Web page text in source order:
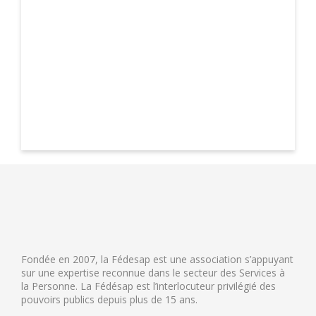
Fondée en 2007, la Fédesap est une association s’appuyant
sur une expertise reconnue dans le secteur des Services à
la Personne. La Fédésap est l’interlocuteur privilégié des
pouvoirs publics depuis plus de 15 ans.